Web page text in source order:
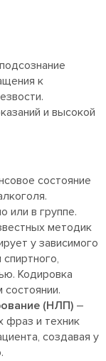
к
и высокой
состояние
или в группе.
методик
у зависимого
Кодировка
состоянии.
(НЛП) –
фраз и техник
создавая у